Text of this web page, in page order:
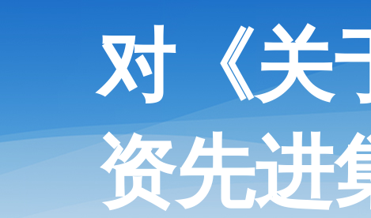
对《关
资先进